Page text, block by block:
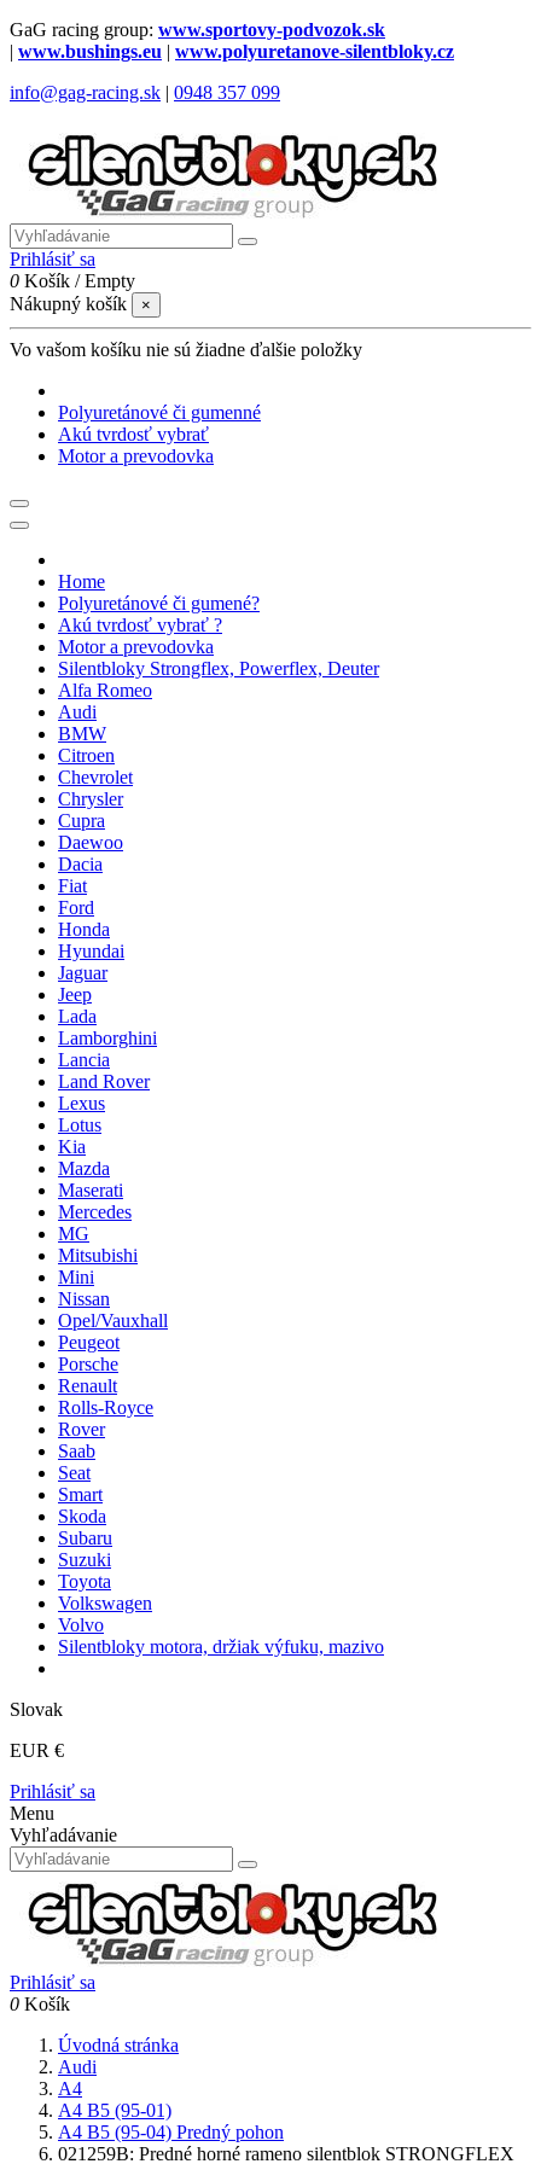
GaG racing group: www.sportovy-podvozok.sk
| www.bushings.eu | www.polyuretanove-silentbloky.cz
info@gag-racing.sk | 0948 357 099
Prihlásiť sa
0 Košík /Empty
Nákupný košík
×
Vo vašom košíku nie sú žiadne ďalšie položky
Polyuretánové či gumenné
Akú tvrdosť vybrať
Motor a prevodovka
Home
Polyuretánové či gumené?
Akú tvrdosť vybrať ?
Motor a prevodovka
Silentbloky Strongflex, Powerflex, Deuter
Alfa Romeo
Audi
BMW
Citroen
Chevrolet
Chrysler
Cupra
Daewoo
Dacia
Fiat
Ford
Honda
Hyundai
Jaguar
Jeep
Lada
Lamborghini
Lancia
Land Rover
Lexus
Lotus
Kia
Mazda
Maserati
Mercedes
MG
Mitsubishi
Mini
Nissan
Opel/Vauxhall
Peugeot
Porsche
Renault
Rolls-Royce
Rover
Saab
Seat
Smart
Skoda
Subaru
Suzuki
Toyota
Volkswagen
Volvo
Silentbloky motora, držiak výfuku, mazivo
Slovak
EUR €
Prihlásiť sa
Menu
Vyhľadávanie
Prihlásiť sa
0 Košík
Úvodná stránka
Audi
A4
A4 B5 (95-01)
A4 B5 (95-04) Predný pohon
021259B: Predné horné rameno silentblok STRONGFLEX